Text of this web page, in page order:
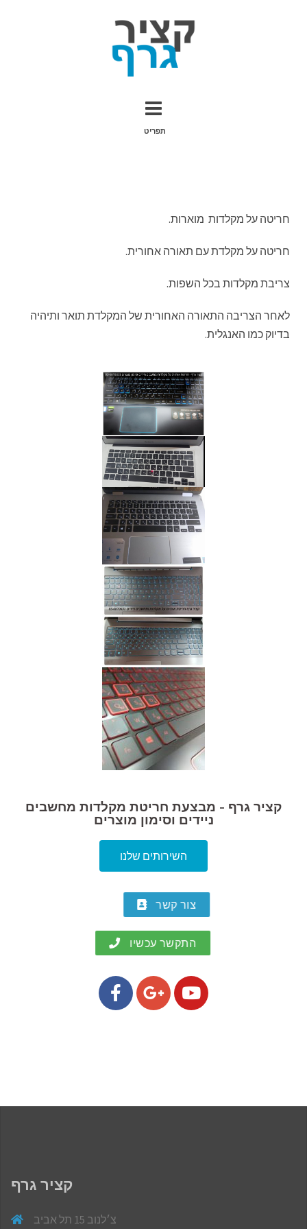
חריטה על מקלדות מוארות.
חריטה על מקלדת עם תאורה אחורית.
צריבת מקלדות בכל השפות.
לאחר הצריבה התאורה האחורית של המקלדת תואר ותיהיה
בדיוק כמו האנגלית.
קציר גרף - מבצעת חריטת מקלדות מחשבים
ניידים וסימון מוצרים
השירותים שלנו
צור קשר
התקשר עכשיו
קציר גרף
צ׳לנוב 15 תל אביב